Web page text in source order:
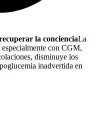
la concienciaLa
con CGM,
disminuye los
inadvertida en